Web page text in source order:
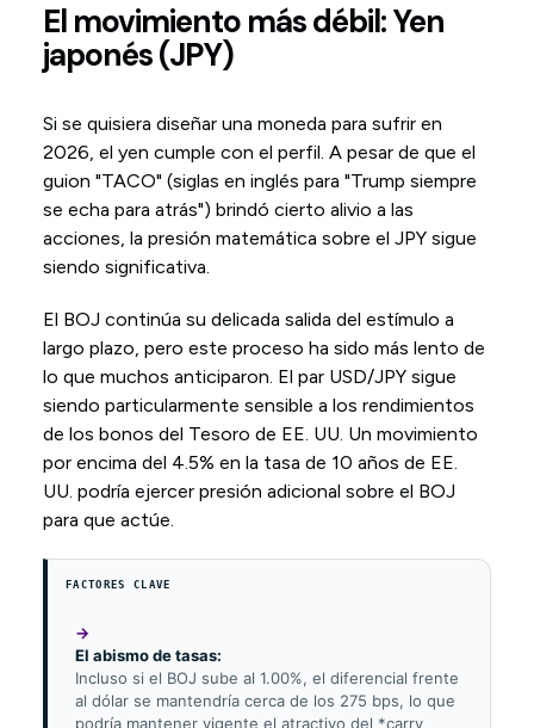
El movimiento más débil: Yen
japonés (JPY)
Si se quisiera diseñar una moneda para sufrir en
2026, el yen cumple con el perfil. A pesar de que el
guion "TACO" (siglas en inglés para "Trump siempre
se echa para atrás") brindó cierto alivio a las
acciones, la presión matemática sobre el JPY sigue
siendo significativa.
El BOJ continúa su delicada salida del estímulo a
largo plazo, pero este proceso ha sido más lento de
lo que muchos anticiparon. El par USD/JPY sigue
siendo particularmente sensible a los rendimientos
de los bonos del Tesoro de EE. UU. Un movimiento
por encima del 4.5% en la tasa de 10 años de EE.
UU. podría ejercer presión adicional sobre el BOJ
para que actúe.
FACTORES CLAVE
El abismo de tasas:
Incluso si el BOJ sube al 1.00%, el diferencial frente
al dólar se mantendría cerca de los 275 bps, lo que
podría mantener vigente el atractivo del *carry